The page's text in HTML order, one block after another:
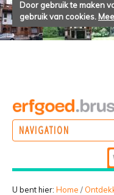
Door gebruik te maken
gebruik van cookies.
NAVIGATION
U bent hier: Home /